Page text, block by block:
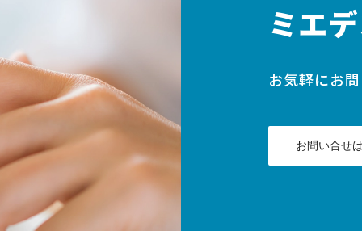
ミエ
お気軽にお
お問い合せ